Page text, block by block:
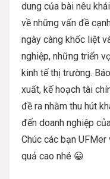
dung của bài nêu
về những vấn đề
ngày càng khốc liệt
nghiệp, những triển
kinh tế thị trường.
xuất, kế hoạch tài
đề ra nhằm thu hút
đến doanh nghiệp
Chúc các bạn
quả cao nhé 😀